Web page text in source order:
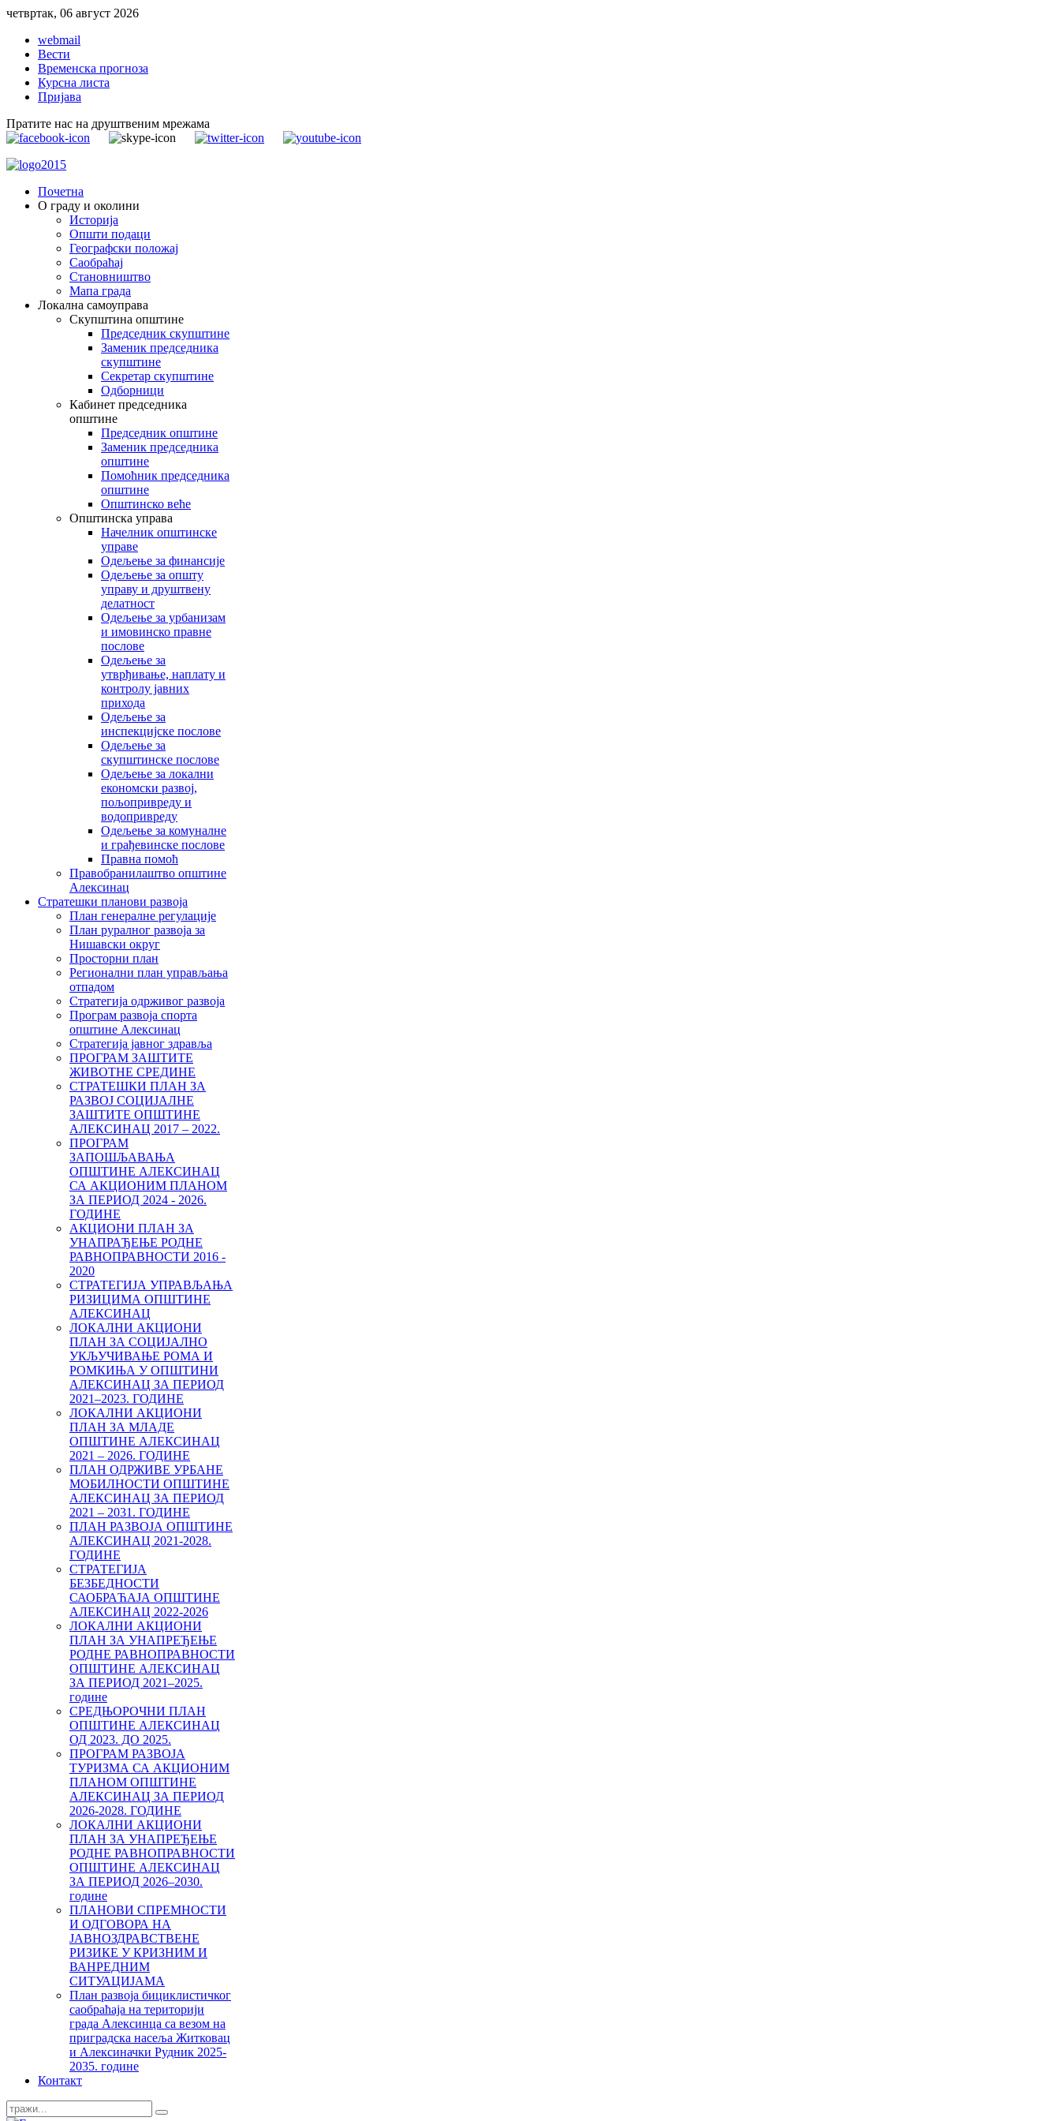
четвртак, 06 август 2026
webmail
Вести
Временска прогноза
Курсна листа
Пријава
Пратите нас на друштвеним мрежама
Почетна
О граду и околини
Историја
Општи подаци
Географски положај
Саобраћај
Становништво
Мапа града
Локална самоуправа
Скупштина општине
Председник скупштине
Заменик председника
скупштине
Секретар скупштине
Одборници
Кабинет председника
општине
Председник општине
Заменик председника
општине
Помоћник председника
општине
Општинско веће
Општинска управа
Начелник општинске
управе
Одељење за финансије
Одељење за општу
управу и друштвену
делатност
Одељење за урбанизам
и имовинско правне
послове
Одељење за
утврђивање, наплату и
контролу јавних
прихода
Одељење за
инспекцијске послове
Одељење за
скупштинске послове
Одељење за локални
економски развој,
пољопривреду и
водопривреду
Одељење за комуналне
и грађевинске послове
Правна помоћ
Правобранилаштво општине
Алексинац
Стратешки планови развоја
План генералне регулације
План руралног развоја за
Нишавски округ
Просторни план
Регионални план управљања
отпадом
Стратегија одрживог развоја
Програм развоја спорта
општине Алексинац
Стратегија јавног здравља
ПРОГРАМ ЗАШТИТЕ
ЖИВОТНЕ СРЕДИНЕ
СТРАТЕШКИ ПЛАН ЗА
РАЗВОЈ СОЦИЈАЛНЕ
ЗАШТИТЕ ОПШТИНЕ
АЛЕКСИНАЦ 2017 – 2022.
ПРОГРАМ
ЗАПОШЉАВАЊА
ОПШТИНЕ АЛЕКСИНАЦ
СА АКЦИОНИМ ПЛАНОМ
ЗА ПЕРИОД 2024 - 2026.
ГОДИНЕ
АКЦИОНИ ПЛАН ЗА
УНАПРАЂЕЊЕ РОДНЕ
РАВНОПРАВНОСТИ 2016 -
2020
СТРАТЕГИЈА УПРАВЉАЊА
РИЗИЦИМА ОПШТИНЕ
АЛЕКСИНАЦ
ЛОКАЛНИ АКЦИОНИ
ПЛАН ЗА СОЦИЈАЛНО
УКЉУЧИВАЊЕ РОМА И
РОМКИЊА У ОПШТИНИ
AЛЕКСИНАЦ ЗА ПЕРИОД
2021–2023. ГОДИНE
ЛОКАЛНИ АКЦИОНИ
ПЛАН ЗА МЛАДЕ
ОПШТИНЕ АЛЕКСИНАЦ
2021 – 2026. ГОДИНЕ
ПЛАН ОДРЖИВЕ УРБАНЕ
МОБИЛНОСТИ ОПШТИНЕ
АЛЕКСИНАЦ ЗА ПЕРИОД
2021 – 2031. ГОДИНЕ
ПЛАН РАЗВОЈА ОПШТИНЕ
АЛЕКСИНАЦ 2021-2028.
ГОДИНЕ
СТРАТЕГИЈА
БЕЗБЕДНОСТИ
САОБРАЋАЈА ОПШТИНЕ
АЛЕКСИНАЦ 2022-2026
ЛОКАЛНИ АКЦИОНИ
ПЛАН ЗА УНАПРЕЂЕЊЕ
РОДНЕ РАВНОПРАВНОСТИ
ОПШТИНЕ АЛЕКСИНАЦ
ЗА ПЕРИОД 2021–2025.
године
СРЕДЊОРОЧНИ ПЛАН
ОПШТИНЕ АЛЕКСИНАЦ
ОД 2023. ДО 2025.
ПРОГРАМ РАЗВОЈА
ТУРИЗМА СА АКЦИОНИМ
ПЛАНОМ ОПШТИНЕ
АЛЕКСИНАЦ ЗА ПЕРИОД
2026-2028. ГОДИНЕ
ЛОКАЛНИ АКЦИОНИ
ПЛАН ЗА УНАПРЕЂЕЊЕ
РОДНЕ РАВНОПРАВНОСТИ
ОПШТИНЕ АЛЕКСИНАЦ
ЗА ПЕРИОД 2026–2030.
године
ПЛАНОВИ СПРЕМНОСТИ
И ОДГОВОРА НА
ЈАВНОЗДРАВСТВЕНЕ
РИЗИКЕ У КРИЗНИМ И
ВАНРЕДНИМ
СИТУАЦИЈАМА
План развоја бициклистичког
саобраћаја на територији
града Алексинца са везом на
приградска насеља Житковац
и Алексиначки Рудник 2025-
2035. године
Контакт